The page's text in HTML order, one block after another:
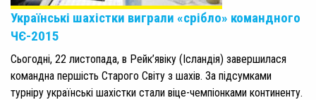
Українські шахістки виграли «срібло» командного
ЧЄ-2015
Сьогодні, 22 листопада, в Рейк’явіку (Ісландія) завершилася
командна першість Старого Світу з шахів. За підсумками
турніру українські шахістки стали віце-чемпіонками континенту.